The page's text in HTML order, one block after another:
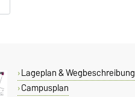
Lageplan & Wegbeschreibung
Campusplan